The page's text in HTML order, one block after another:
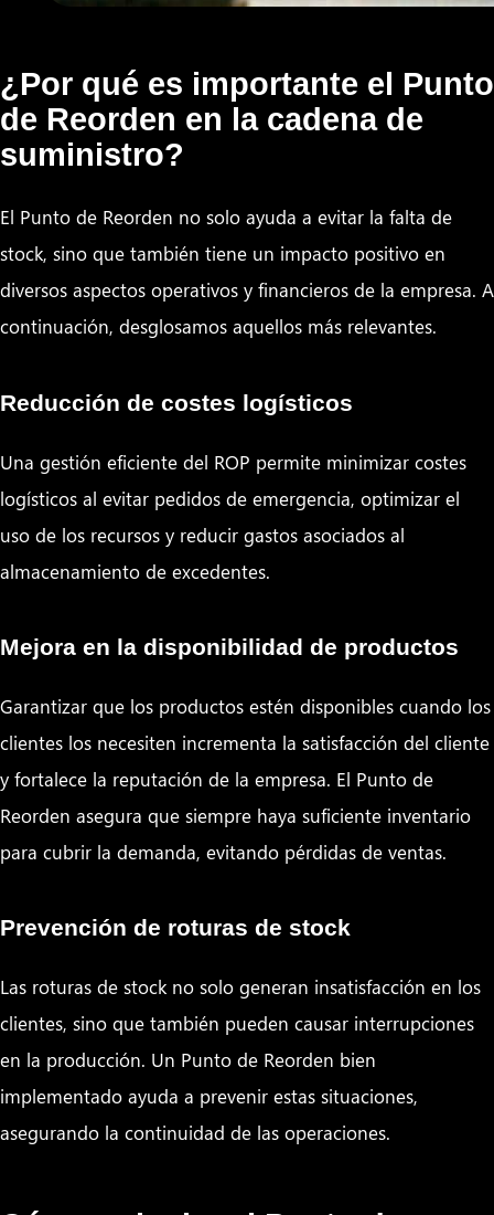
¿Por qué es importante el Punto
de Reorden en la cadena de
suministro?
El Punto de Reorden no solo ayuda a evitar la falta de
stock, sino que también tiene un impacto positivo en
diversos aspectos operativos y financieros de la empresa. A
continuación, desglosamos aquellos más relevantes.
Reducción de costes logísticos
Una gestión eficiente del ROP permite minimizar costes
logísticos al evitar pedidos de emergencia, optimizar el
uso de los recursos y reducir gastos asociados al
almacenamiento de excedentes.
Mejora en la disponibilidad de productos
Garantizar que los productos estén disponibles cuando los
clientes los necesiten incrementa la satisfacción del cliente
y fortalece la reputación de la empresa. El Punto de
Reorden asegura que siempre haya suficiente inventario
para cubrir la demanda, evitando pérdidas de ventas.
Prevención de roturas de stock
Las roturas de stock no solo generan insatisfacción en los
clientes, sino que también pueden causar interrupciones
en la producción. Un Punto de Reorden bien
implementado ayuda a prevenir estas situaciones,
asegurando la continuidad de las operaciones.